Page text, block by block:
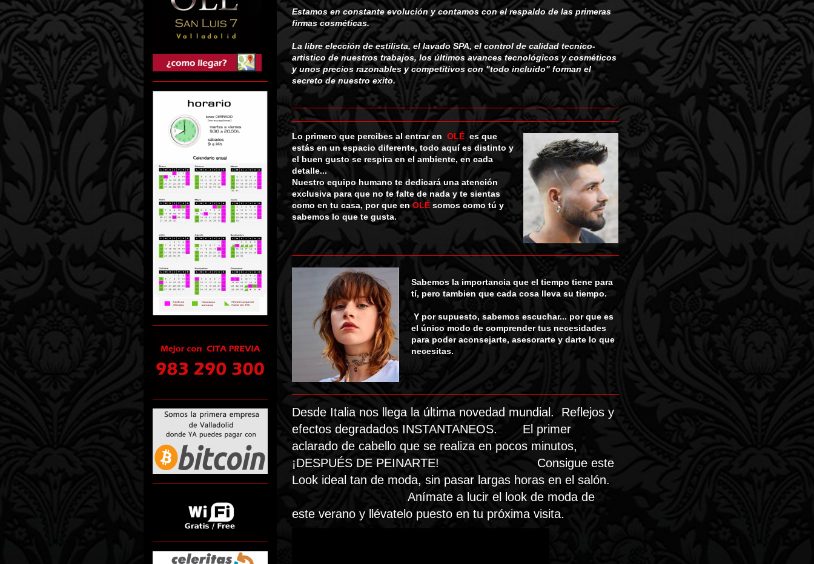
Estamos en constante evolución y contamos con el respaldo de las primeras
firmas cosméticas .
La libre elección de estilista, el lavado SPA, el control de calidad tecnico-
artistico de nuestros trabajos, los últimos avances tecnológicos y cosméticos
y unos precios razonables y competitivos con "todo incluido" forman el
secreto de nuestro exito.
Lo primero que percibes al entrar en OLÉ es que
estás en un espacio diferente, todo aquí es distinto y
el buen gusto se respira en el ambiente, en cada
detalle...
Nuestro equipo humano te dedicará una atención
exclusiva para que no te falte de nada y te sientas
como en tu casa, por que en OLÉ somos como tú y
sabemos lo que te gusta.
Sabemos la importancia que el tiempo tiene para
tí, pero tambien que cada cosa lleva su tiempo.
Y por supuesto, sabemos escuchar... por que es
el único modo de comprender tus necesidades
para poder aconsejarte, asesorarte y darte lo que
necesitas.
Desde Italia nos llega la última novedad mundial. Reflejos y
efectos degradados INSTANTANEOS. El primer
aclarado de cabello que se realiza en pocos minutos,
¡DESPUÉS DE PEINARTE! Consigue este
Look ideal tan de moda, sin pasar largas horas en el salón.
Anímate a lucir el look de moda de
este verano y llévatelo puesto en tu próxima visita.